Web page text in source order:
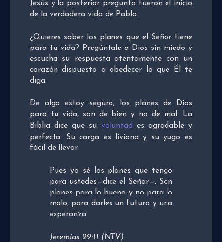
Jesús y la posterior pregunta fueron el inicio
de la verdadera vida de Pablo.
¿Quieres saber los planes que el Señor tiene
para tu vida? Pregúntale a Dios sin miedo y
escucha su respuesta atentamente con un
corazón dispuesto a obedecer lo que Él te
diga.
De algo estoy seguro, los planes de Dios
para tu vida, son de bien y no de mal. La
Biblia dice que su voluntad es agradable y
perfecta. Su carga es liviana y su yugo es
fácil de llevar.
Pues yo sé los planes que tengo
para ustedes—dice el Señor—. Son
planes para lo bueno y no para lo
malo, para darles un futuro y una
esperanza.
Jeremías 29:11 (NTV)